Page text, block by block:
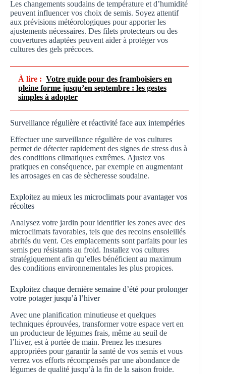
Les changements soudains de température et d’humidité
peuvent influencer vos choix de semis. Soyez attentif
aux prévisions météorologiques pour apporter les
ajustements nécessaires. Des filets protecteurs ou des
couvertures adaptées peuvent aider à protéger vos
cultures des gels précoces.
À lire : Votre guide pour des framboisiers en
pleine forme jusqu’en septembre : les gestes
simples à adopter
Surveillance régulière et réactivité face aux intempéries
Effectuer une surveillance régulière de vos cultures
permet de détecter rapidement des signes de stress dus à
des conditions climatiques extrêmes. Ajustez vos
pratiques en conséquence, par exemple en augmentant
les arrosages en cas de sècheresse soudaine.
Exploitez au mieux les microclimats pour avantager vos
récoltes
Analysez votre jardin pour identifier les zones avec des
microclimats favorables, tels que des recoins ensoleillés
abrités du vent. Ces emplacements sont parfaits pour les
semis peu résistants au froid. Installez vos cultures
stratégiquement afin qu’elles bénéficient au maximum
des conditions environnementales les plus propices.
Exploitez chaque dernière semaine d’été pour prolonger
votre potager jusqu’à l’hiver
Avec une planification minutieuse et quelques
techniques éprouvées, transformer votre espace vert en
un producteur de légumes frais, même au seuil de
l’hiver, est à portée de main. Prenez les mesures
appropriées pour garantir la santé de vos semis et vous
verrez vos efforts récompensés par une abondance de
légumes de qualité jusqu’à la fin de la saison froide.